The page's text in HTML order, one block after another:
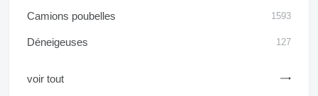
Camions poubelles 1593
Déneigeuses 127
voir tout